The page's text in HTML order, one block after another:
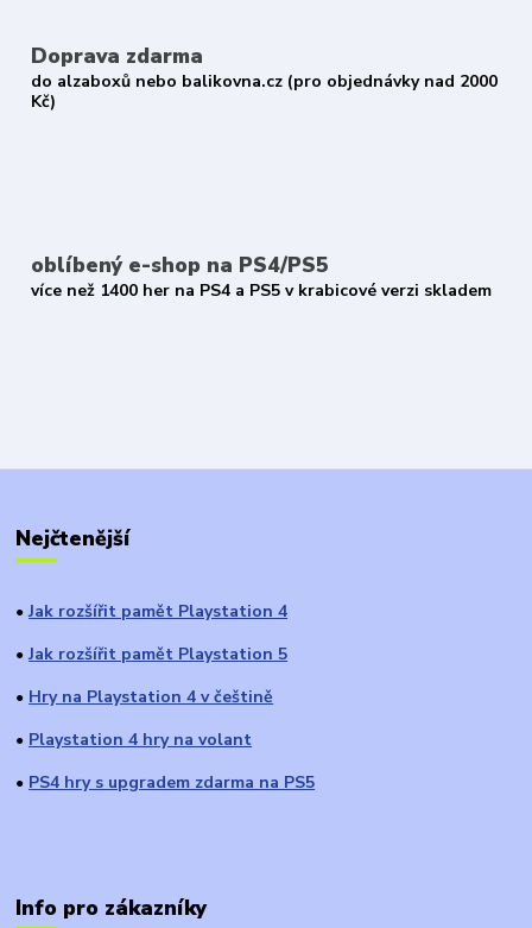
Doprava zdarma
do alzaboxů nebo balikovna.cz (pro objednávky nad 2000
Kč)
oblíbený e-shop na PS4/PS5
více než 1400 her na PS4 a PS5 v krabicové verzi skladem
Nejčtenější
● Jak rozšířit pamět Playstation 4
● Jak rozšířit pamět Playstation 5
● Hry na Playstation 4 v češtině
● Playstation 4 hry na volant
● PS4 hry s upgradem zdarma na PS5
Info pro zákazníky